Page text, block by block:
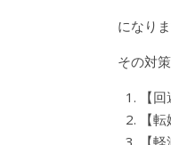
になり
その対
【
【
【